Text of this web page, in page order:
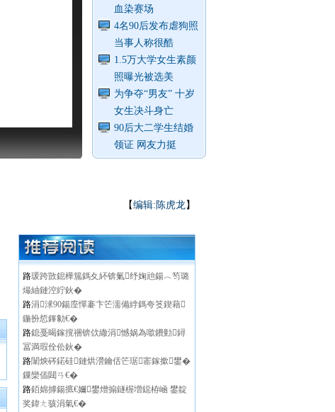
血染赛场
4名90后发布虐狗照
当事人称很酷
1.5万大学女生素颜
照曝光被选美
为争夺“男友” 十岁
女生决斗身亡
90后大二学生结婚
领证 网友力挺
【编辑:陈虎龙】
路瑗跨敳鎴樺箷鎷夊紑锛氭纾婅兘鍚︿笉璐
熶紬鏈涳紵鈥�
路涓浗90鍚庢憚褰卞笀濡備綍鎷夸笅鍥藉
鍦扮悊鎽勨€�
路鎴戞暍鎵撹祵锛佽繖涓憾娲為噷鐨勭鐞
冨満瑕佺伀鈥�
路闈炴硶鍩硅鏈烘瀯鑰佸笀琚寚鎵撳鐢�
鏁欒偛閮ㄢ€�
路銆婂摢鍚掋€嬭鐢熷搧鐩楃増鐚栫崡 鐢靛
奖鍏ㄤ骇涓氣€�